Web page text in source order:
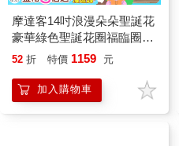
摩達客14吋浪漫朵朵聖誕花
豪華綠色聖誕花圈福臨圈_
紅金系+20燈LED彩光燈串
52 折 特價 1159 元
加入購物車